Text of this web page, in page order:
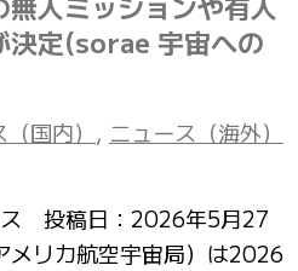
決定(sorae 宇宙への
国内） , ニュース（海外）
ス 投稿日：2026年5月27
リカ航空宇宙局）は2026